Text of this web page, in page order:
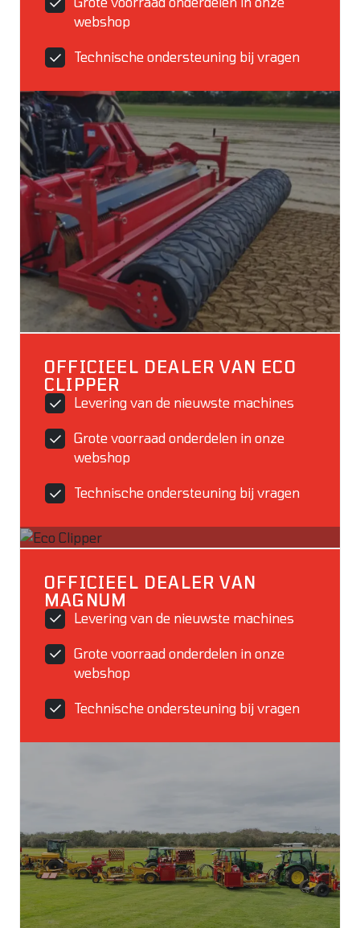
webshop
Technische ondersteuning bij vragen
OFFICIEEL DEALER VAN ECO
CLIPPER
Levering van de nieuwste machines
Grote voorraad onderdelen in onze
webshop
Technische ondersteuning bij vragen
OFFICIEEL DEALER VAN
MAGNUM
Levering van de nieuwste machines
Grote voorraad onderdelen in onze
webshop
Technische ondersteuning bij vragen